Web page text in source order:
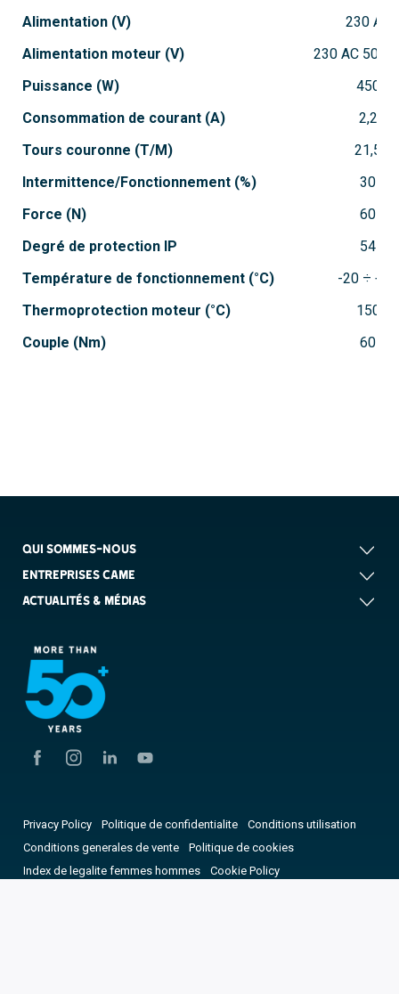
Alimentation (V)
Alimentation moteur (V)
Puissance (W)
Consommation de courant (A)
Tours couronne (T/M)
Intermittence/Fonctionnement (%)
Force (N)
Degré de protection IP
Température de fonctionnement (°C)
Thermoprotection moteur (°C)
Couple (Nm)
230 AC
230 AC 50/
450
2,2
21,5
30
60
54
-20 ÷ +55
150
60
QUI SOMMES-NOUS
ENTREPRISES CAME
ACTUALITÉS & MÉDIAS
Privacy Policy Politique de confidentialite
Conditions utilisation
Conditions generales de vente
Politique de cookies
Index de legalite femmes hommes
Cookie Policy